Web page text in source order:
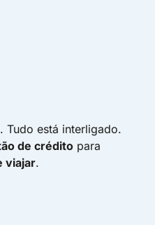
Tudo está interligado.
de crédito para
viajar.